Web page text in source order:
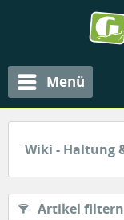
Menü
Wiki - Haltung
Artikel filtern